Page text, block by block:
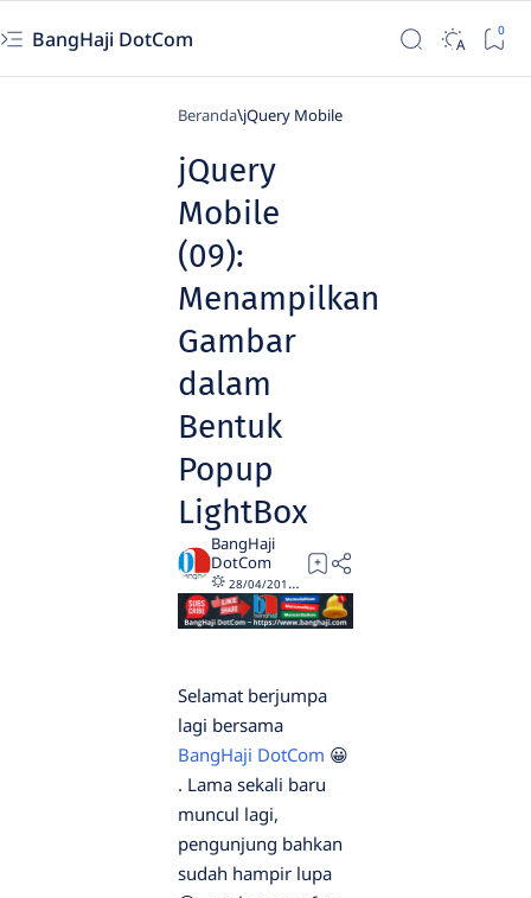
BangHaji DotCom
Beranda jQuery Mobile
jQuery
Mobile
(09):
Menampilkan
Gambar
dalam
Bentuk
Popup
LightBox
28/04/2018
Selamat berjumpa
lagi bersama
BangHaji DotCom 😀
. Lama sekali baru
muncul lagi,
pengunjung bahkan
sudah hampir lupa